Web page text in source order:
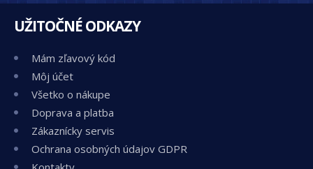
UŽITOČNÉ ODKAZY
Mám zľavový kód
Môj účet
Všetko o nákupe
Doprava a platba
Zákaznícky servis
Ochrana osobných údajov GDPR